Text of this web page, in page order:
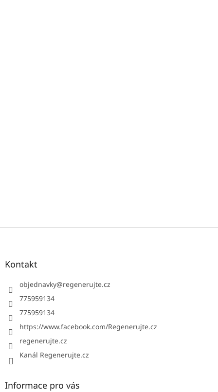
Z
Kontakt
objednavky@regenerujte.cz
775959134
775959134
https://www.facebook.com/Regenerujte.cz
regenerujte.cz
Kanál Regenerujte.cz
Informace pro vás